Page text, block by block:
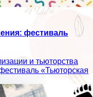
фестиваль
и тьюторства
«Тьюторская